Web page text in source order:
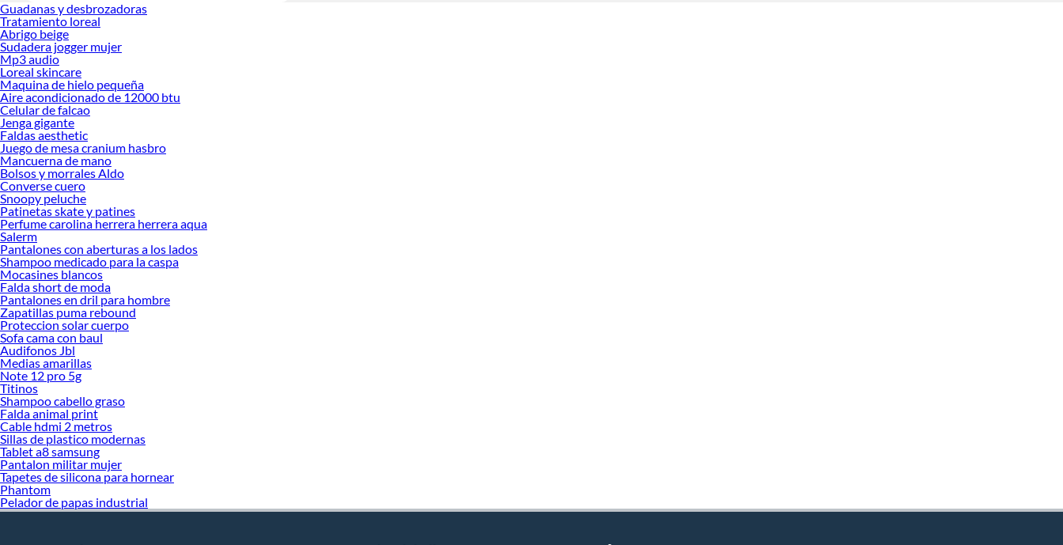
Guadanas y desbrozadoras
Tratamiento loreal
Abrigo beige
Sudadera jogger mujer
Mp3 audio
Loreal skincare
Maquina de hielo pequeña
Aire acondicionado de 12000 btu
Celular de falcao
Jenga gigante
Faldas aesthetic
Juego de mesa cranium hasbro
Mancuerna de mano
Bolsos y morrales Aldo
Converse cuero
Snoopy peluche
Patinetas skate y patines
Perfume carolina herrera herrera aqua
Salerm
Pantalones con aberturas a los lados
Shampoo medicado para la caspa
Mocasines blancos
Falda short de moda
Pantalones en dril para hombre
Zapatillas puma rebound
Proteccion solar cuerpo
Sofa cama con baul
Audifonos Jbl
Medias amarillas
Note 12 pro 5g
Titinos
Shampoo cabello graso
Falda animal print
Cable hdmi 2 metros
Sillas de plastico modernas
Tablet a8 samsung
Pantalon militar mujer
Tapetes de silicona para hornear
Phantom
Pelador de papas industrial